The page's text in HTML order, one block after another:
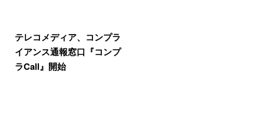
テレコメディア、コンプラ
イアンス通報窓口『コンプ
ラCall』開始